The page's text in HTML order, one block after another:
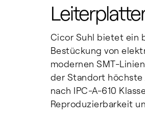
Cicor Suhl bietet ein
Bestückung von
modernen SMT-
der Standort höchste
nach IPC-A-610
Reproduzierbarkeit